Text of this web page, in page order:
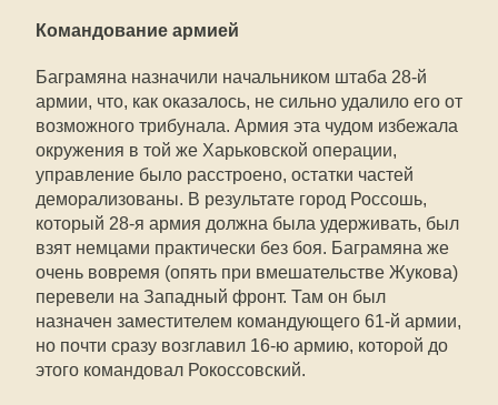
Командование армией
Баграмяна назначили начальником штаба 28-й
армии, что, как оказалось, не сильно удалило его от
возможного трибунала. Армия эта чудом избежала
окружения в той же Харьковской операции,
управление было расстроено, остатки частей
деморализованы. В результате город Россошь,
который 28-я армия должна была удерживать, был
взят немцами практически без боя. Баграмяна же
очень вовремя (опять при вмешательстве Жукова)
перевели на Западный фронт. Там он был
назначен заместителем командующего 61-й армии,
но почти сразу возглавил 16-ю армию, которой до
этого командовал Рокоссовский.